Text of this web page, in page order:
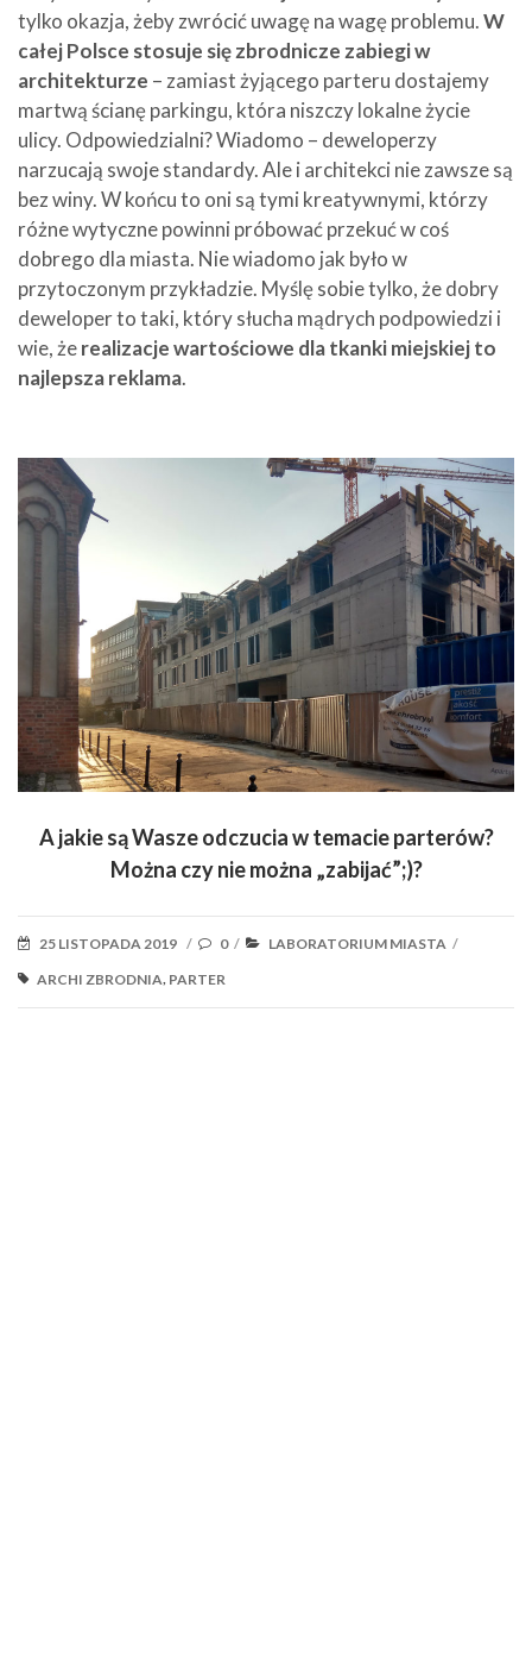
tylko okazja, żeby zwrócić uwagę na wagę problemu.W
całej Polsce stosuje się zbrodnicze zabiegi w
architekturze – zamiast żyjącego parteru dostajemy
martwą ścianę parkingu, która niszczy lokalne życie
ulicy. Odpowiedzialni? Wiadomo – deweloperzy
narzucają swoje standardy. Ale i architekci nie zawsze są
bez winy. W końcu to oni są tymi kreatywnymi, którzy
różne wytyczne powinni próbować przekuć w coś
dobrego dla miasta. Nie wiadomo jak było w
przytoczonym przykładzie. Myślę sobie tylko, że dobry
deweloper to taki, który słucha mądrych podpowiedzi i
wie, żerealizacje wartościowe dla tkanki miejskiej to
najlepsza reklama.
A jakie są Wasze odczucia w temacie parterów?
Można czy nie można „zabijać”;)?
POSTED
ON
25 LISTOPADA 2019 / 0 / CATEGORIES
LABORATORIUM MIASTA /
TAGS
ARCHI ZBRODNIA, PARTER